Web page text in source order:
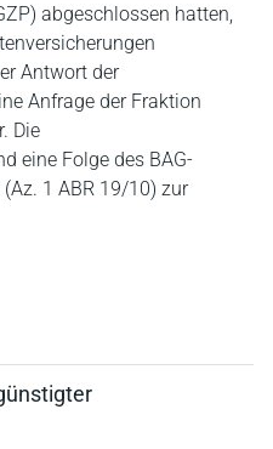
abgeschlossen hatten,
Antwort der
Anfrage der Fraktion
Die
eine Folge des BAG-
1 ABR 19/10) zur